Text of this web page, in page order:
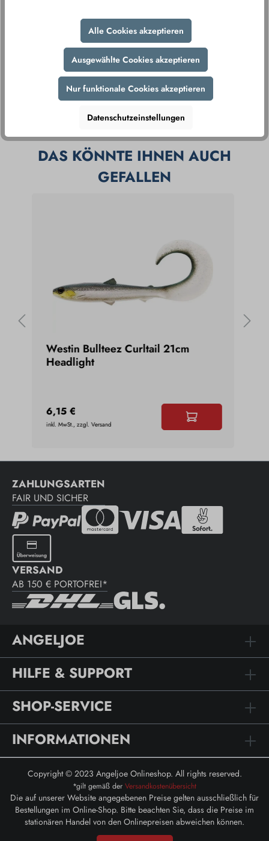
Produkt teilen
Produktnummer:227390
Herstellernummer:RA5820133
DAS KÖNNTE IHNEN AUCH
GEFALLEN
Westin Bullteez Curltail 21cm
Headlight
6,15 €
inkl. MwSt., zzgl. Versand
ZAHLUNGSARTEN
FAIR UND SICHER
VERSAND
AB 150 € PORTOFREI*
ANGELJOE
HILFE & SUPPORT
SHOP-SERVICE
INFORMATIONEN
Copyright © 2023 Angeljoe Onlineshop. All rights reserved.
*gilt gemäß der Versandkostenübersicht
Die auf unserer Website angegebenen Preise gelten ausschließlich für
Bestellungen im Online-Shop. Bitte beachten Sie, dass die Preise im
stationären Handel von den Onlinepreisen abweichen können.
Alle Cookies akzeptieren
Ausgewählte Cookies akzeptieren
Nur funktionale Cookies akzeptieren
Datenschutzeinstellungen